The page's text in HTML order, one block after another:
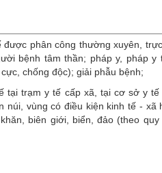
phân công thường xuyên,
bệnh tâm thần; pháp y, pháp y
chống độc); giải phẫu bệnh;
tại trạm y tế cấp xã, tại cơ sở y
núi, vùng có điều kiện kinh tế - xã
biên giới, biển, đảo (theo